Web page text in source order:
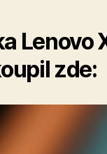
Lenovo
zde: